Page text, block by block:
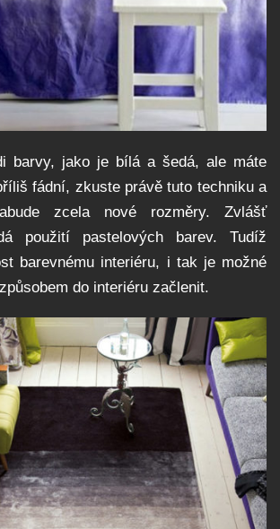
barvy, jako je bílá a šedá, ale máte
fádní, zkuste právě tuto techniku a
zcela nové rozměry. Zvlášť
použití pastelových barev. Tudíž
barevnému interiéru, i tak je možné
do interiéru začlenit.